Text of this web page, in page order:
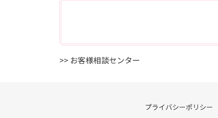
>> お客様相談センター
プライバシーポリシー